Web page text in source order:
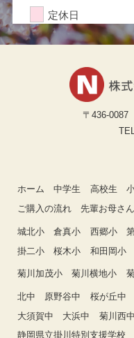
定休日
〒436-
ホーム 中学生 高校生
ご購入の流れ
先輩お母さ
城北小 倉真小 西郷小
掛二小
桜木小 和田岡小
菊川加茂小 菊川横地小
北中 原野谷中 桜が丘中
大須賀中
大浜中 菊川西中
静岡県立掛川特別支援学校